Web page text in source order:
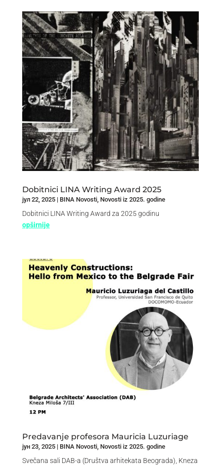
Dobitnici LINA Writing Award 2025
јул 22, 2025| BINA Novosti, Novosti iz 2025. godine
Dobitnici LINA Writing Award za 2025 godinu
opširnije
Predavanje profesora Mauricia Luzuriage
јун 23, 2025| BINA Novosti, Novosti iz 2025. godine
Svečana sali DAB-a (Društva arhitekata Beograda), Kneza